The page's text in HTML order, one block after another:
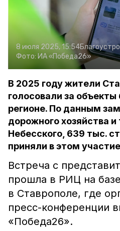
8 июля 2025, 15:54
Фото: ИА «Победа26»
В 2025 году жители
голосовали за объекты
регионе. По данным
дорожного хозяйства
Небесского, 639 тыс.
приняли в этом
Встреча с
прошла в РИЦ на
в Ставрополе, где
пресс-конференции
«Победа26».